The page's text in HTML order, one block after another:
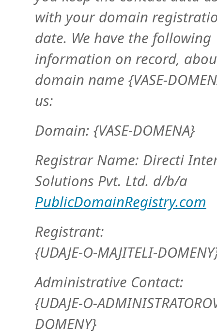
with your domain
date. We have the following
information on record,
domain name {VASE-
us:
Domain: {VASE-DOMENA}
Registrar Name: Directi
Solutions Pvt. Ltd. d/b/a
PublicDomainRegistry.com
Registrant:
{UDAJE-O-MAJITELI-
Administrative Contact:
{UDAJE-O-
DOMENY}